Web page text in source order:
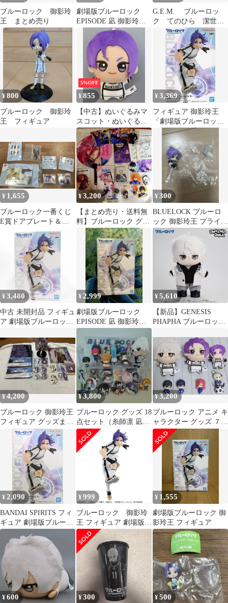
ブルーロック 御影玲
王 まとめ売り
劇場版ブルーロック
EPISODE 凪 御影玲王
Chibiぬいぐるみ [パー
プル] [Chibiぬいぐるみ]
G.E.M. ブルーロッ
ク てのひら 潔世
一 糸師凛 御影玲
王 凪 誠士郎
¥800
ブルーロック 御影玲
王 フィギュア
5%OFF
¥855
【中古】ぬいぐるみマ
スコット・ぬいぐるみ
バッジ 御影玲王 B(ジャ
ージ) ちびぐるみ～凪
誠士郎・御影玲王～
「劇場版ブルーロック
-EPISODE 凪-」
¥3,369
フィギュア 御影玲王
「劇場版ブルーロック
-EPISODE 凪-」 フィギ
ュア【10日以内発送】
¥ 1,655
ブルーロック一番くじ
E賞ドアプレート＆Ｆ
賞 御影玲央アクリルス
タンド＆H賞２個
¥3,200
【まとめ売り・送料無
料】ブルーロック グッ
¥300
BLUELOCK ブルーロ
ック 御影玲王 プライズ
品 ガチャ
¥3,480
中古 未開封品 フィギュ
ア 劇場版ブルーロック
玲王 BANDAI NAMCO/
バンダイナムコ フィギ
ュア pr05231
¥ 2,999
劇場版ブルーロック
EPISODE 凪 御影玲王
フィギュア
¥5,610
【新品】GENESIS
PHAPHA ブルーロック
ール ACTION
DOLL【正規品】
¥4,200
ブルーロック 御影玲王
フィギュア グッズまと
¥3,800
ブルーロック グッズ 18
点セット（糸師凛 凪誠
士郎 御影玲王 潔世一
他）
¥ 3,200
ブルーロック アニメ キ
ャラクター グッズ ７種
類
¥ 2,090
BANDAI SPIRITS フィ
ギュア 劇場版ブルーロ
ック -EPISODE 凪- 御
影玲王
¥ 999
ブルーロック 御影玲
王 フィギュア 劇場版
EPISODE凪
¥ 1,555
劇場版ブルーロック 御
影玲王 フィギュア
¥600 ¥300 ¥500